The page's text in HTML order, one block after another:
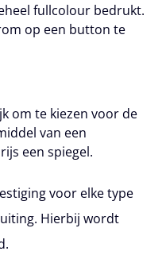
fullcolour bedrukt.
op een button te
om te kiezen voor de
van een
een spiegel.
voor elke type
Hierbij wordt